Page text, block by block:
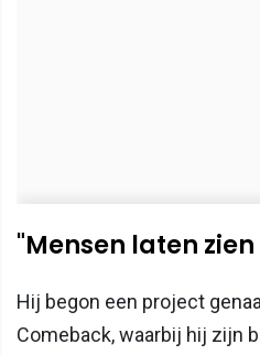
"Mensen laten
Hij begon een project
Comeback, waarbij hij zijn